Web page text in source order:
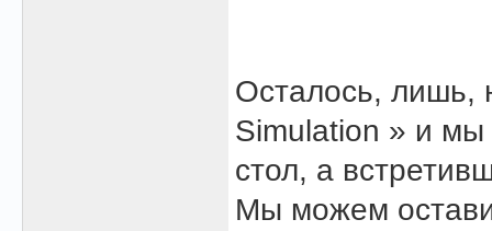
Осталось, лишь,
Simulation » и мы
стол, а
Мы можем